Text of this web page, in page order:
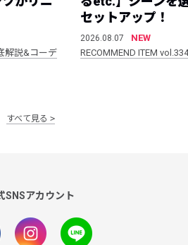
解説&コーデ
セットアップ！
2026.08.07
NEW
RECOMMEND ITEM vol.334
すべて見る
SNSアカウント